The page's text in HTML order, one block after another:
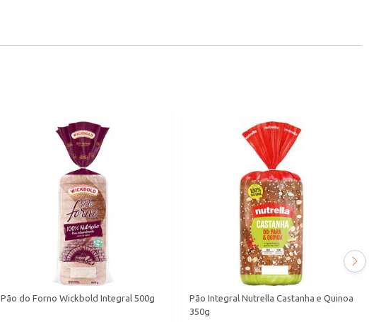
Pão do Forno Wickbold Integral 500g
Pão Integral Nutrella Castanha e Quinoa
350g